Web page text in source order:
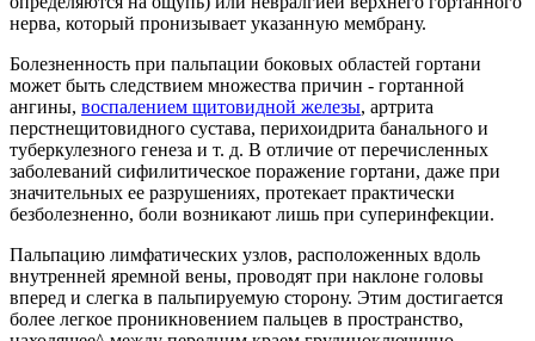
нерва, который пронизывает указанную мембрану.
Болезненность при пальпации боковых областей гортани
может быть следствием множества причин - гортанной
ангины, воспалением щитовидной железы, артрита
перстнещитовидного сустава, перихоидрита банального и
туберкулезного генеза и т. д. В отличие от перечисленных
заболеваний сифилитическое поражение гортани, даже при
значительных ее разрушениях, протекает практически
безболезненно, боли возникают лишь при суперинфекции.
Пальпацию лимфатических узлов, расположенных вдоль
внутренней яремной вены, проводят при наклоне головы
вперед и слегка в пальпируемую сторону. Этим достигается
более легкое проникновением пальцев в пространство,